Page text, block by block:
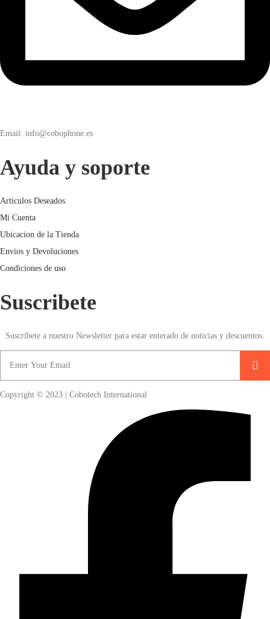
Email: info@cobophone.es
Ayuda y soporte
Articulos Deseados
Mi Cuenta
Ubicacion de la Tienda
Envios y Devoluciones
Condiciones de uso
Suscribete
Suscríbete a nuestro Newsletter para estar enterado de noticias y descuentos.
Copyright © 2023 | Cobotech International